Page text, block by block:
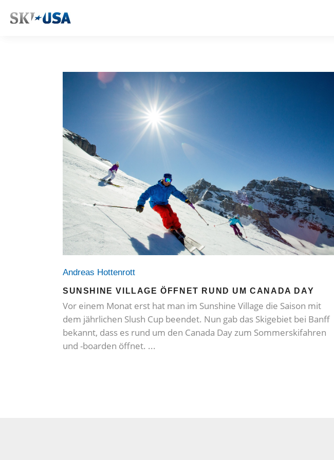
Andreas Hottenrott
SUNSHINE VILLAGE ÖFFNET RUND UM CANADA DAY
Vor einem Monat erst hat man im Sunshine Village die Saison mit
dem jährlichen Slush Cup beendet. Nun gab das Skigebiet bei Banff
bekannt, dass es rund um den Canada Day zum Sommerskifahren
und -boarden öffnet.